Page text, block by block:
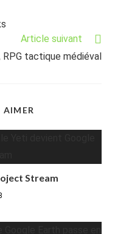
Article suivant
RPG tactique médiéval
AIMER
Stream